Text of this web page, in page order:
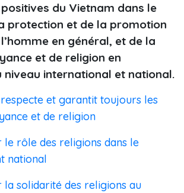
du Vietnam dans le
protection et de la promotion
en général, et de la
et de religion en
niveau international et national.
et garantit toujours les
et de religion
le rôle des religions dans le
national
la solidarité des religions au